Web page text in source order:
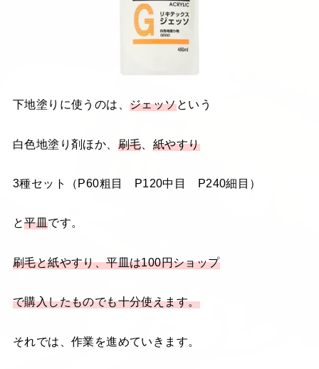
下地塗りに使うのは、ジェッソという
白色地塗り剤ほか、 刷毛 紙やすり
3種セット（P60粗目 P120中目 P240細目）
と平皿です。
刷毛と紙やすり、平皿は100円ショップ
で購入したものでも十分使えます。
それでは、作業を進めていきます。